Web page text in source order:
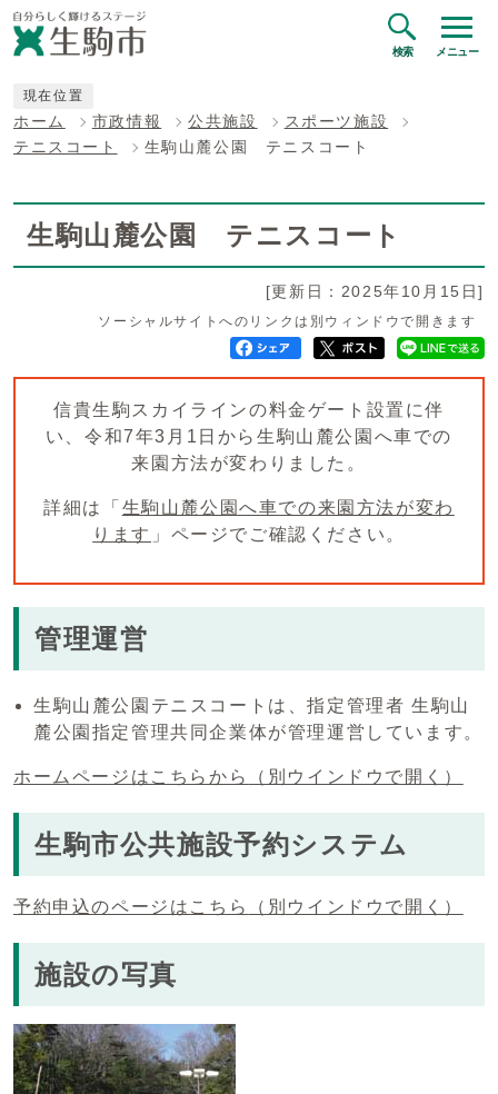
検索 メニュー
現在位置
ホーム 市政情報 公共施設
スポーツ施設
テニスコート
生駒山麓公園 テニスコート
生駒山麓公園 テニスコート
[更新日：2025年10月15日]
ソーシャルサイトへのリンクは別ウィンドウで開きます
信貴生駒スカイラインの料金ゲート設置に伴
い、令和7年3月1日から生駒山麓公園へ車での
来園方法が変わりました。
詳細は「 生駒山麓公園へ車での来園方法が変わ
ります 」ページでご確認ください。
管理運営
生駒山麓公園テニスコートは、指定管理者 生駒山
麓公園指定管理共同企業体が管理運営しています。
ホームページはこちらから （別ウインドウで開く）
生駒市公共施設予約システム
予約申込のページはこちら （別ウインドウで開く）
施設の写真